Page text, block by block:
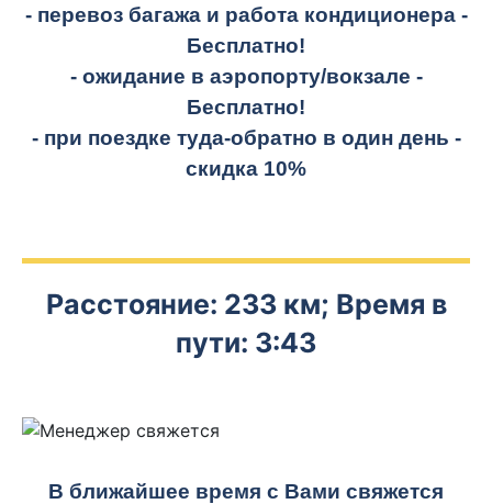
- перевоз багажа и работа кондиционера -
Бесплатно!
- ожидание в аэропорту/вокзале -
Бесплатно!
- при поездке туда-обратно в один день -
скидка 10%
Расстояние: 233 км; Время в
пути: 3:43
В ближайшее время с Вами свяжется